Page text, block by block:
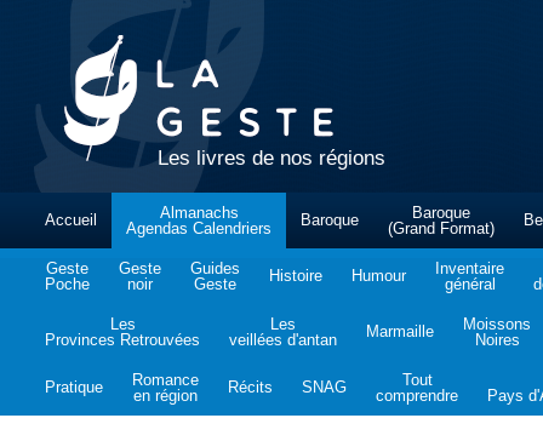
Les livres de nos régions
Accueil
Almanachs
Agendas Calendriers
Baroque
Baroque
(Grand Format)
Geste
Poche
Geste
noir
Guides
Geste
Histoire Humour
Inventaire
général
Les
Provinces Retrouvées
Les
veillées d'antan
Marmaille
Moissons
Noires
Pratique
Romance
en région
Récits SNAG
Tout
comprendre
Pays